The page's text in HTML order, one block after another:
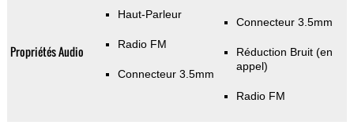
Propriétés Audio
Haut-Parleur
Radio FM
Connecteur 3.5mm
Connecteur 3.5mm
Réduction Bruit (en
appel)
Radio FM